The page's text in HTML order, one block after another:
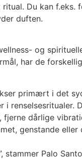
Du kan f.eks.
duften.
og
har de
primært i det
renselsesritualer.
fjerne dårlige
genstande
stammer Palo